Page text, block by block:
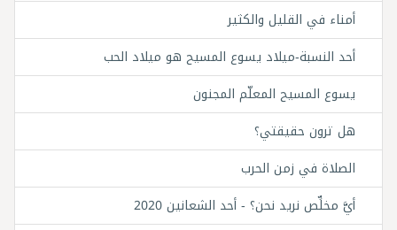
أمناء في القليل والكثير
أحد النسبة-ميلاد يسوع المسيح هو ميلاد الحب
يسوع المسيح المعلّم المجنون
هل ترون حقيقتي؟
الصلاة في زمن الحرب
أيَّ مخلِّص نريد نحن؟ - أحد الشعانين 2020